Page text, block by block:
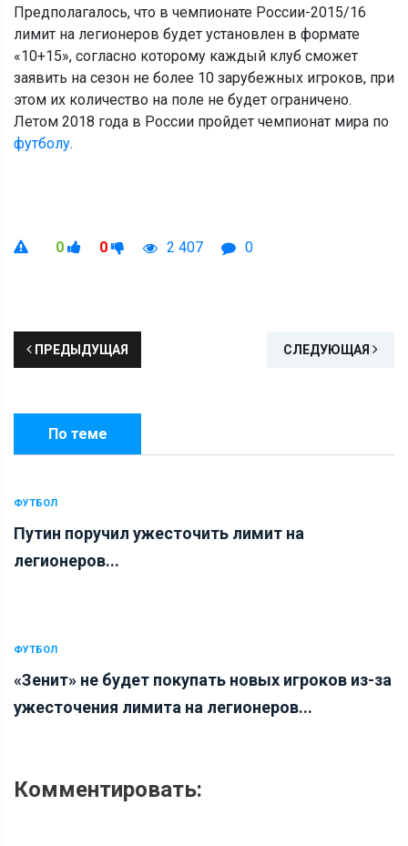
Предполагалось, что в чемпионате России-2015/16
лимит на легионеров будет установлен в формате
«10+15», согласно которому каждый клуб сможет
заявить на сезон не более 10 зарубежных игроков, при
этом их количество на поле не будет ограничено.
Летом 2018 года в России пройдет чемпионат мира по
футболу.
0 0 2 407 0
ПРЕДЫДУЩАЯ СЛЕДУЮЩАЯ
По теме
ФУТБОЛ
Путин поручил ужесточить лимит на
легионеров...
ФУТБОЛ
«Зенит» не будет покупать новых игроков из-за
ужесточения лимита на легионеров...
Комментировать: